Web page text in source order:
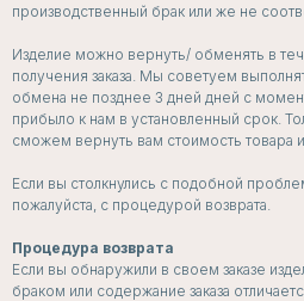
производственный брак или же не
Изделие можно вернуть/ обменять в
получения заказа. Мы советуем
обмена не позднее 3 дней дней с
прибыло к нам в установленный срок.
сможем вернуть вам стоимость товара
Если вы столкнулись с подобной
пожалуйста, с процедурой возврата.
Процедура возврата
Если вы обнаружили в своем заказе
браком или содержание заказа